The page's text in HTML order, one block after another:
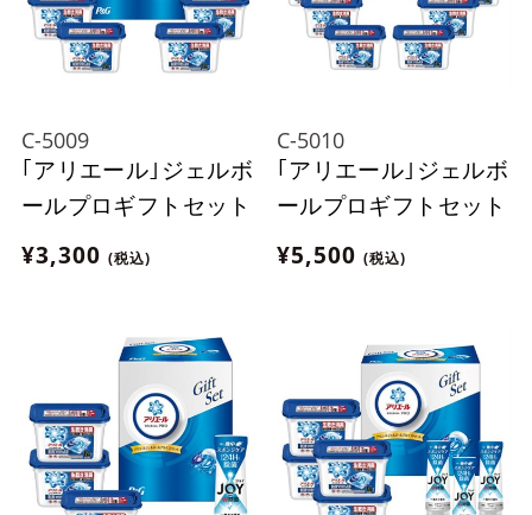
C-5009
｢アリエール｣ジェルボ
ールプロギフトセット
¥3,300 (税込)
C-5010
｢アリエール｣ジェルボ
ールプロギフトセット
¥5,500 (税込)